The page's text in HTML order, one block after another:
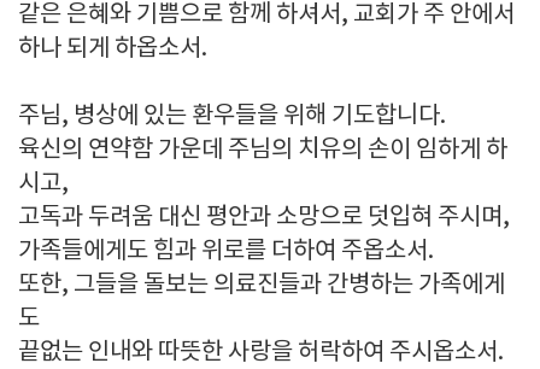
같은 은혜와 기쁨으로 함께 하셔서, 교회가 주 안에서
하나 되게 하옵소서.
주님, 병상에 있는 환우들을 위해 기도합니다.
육신의 연약함 가운데 주님의 치유의 손이 임하게 하
시고,
고독과 두려움 대신 평안과 소망으로 덧입혀 주시며,
가족들에게도 힘과 위로를 더하여 주옵소서.
또한, 그들을 돌보는 의료진들과 간병하는 가족에게
도
끝없는 인내와 따뜻한 사랑을 허락하여 주시옵소서.